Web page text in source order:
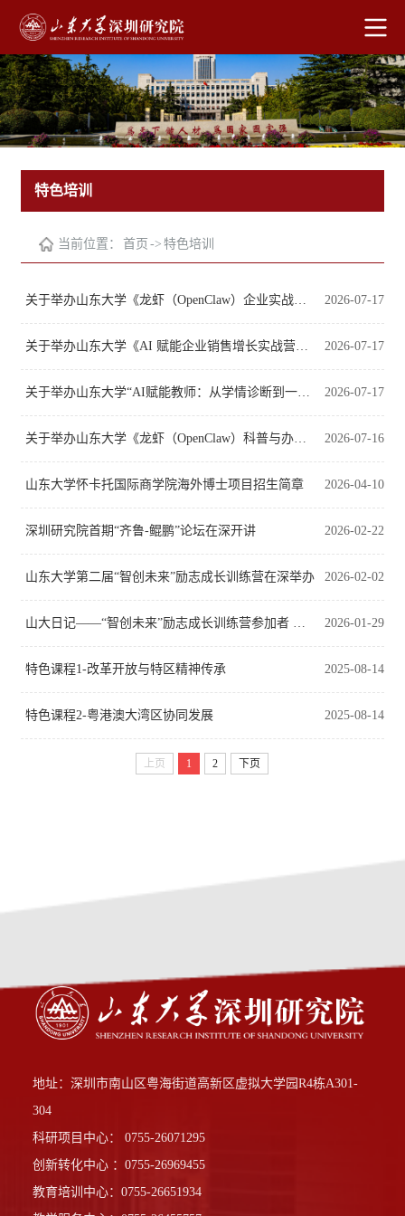
特色培训
当前位置： 首页 -> 特色培训
2026-07-17
关于举办山东大学《龙虾（OpenClaw）企业实战课程》 的招生通知
2026-07-17
关于举办山东大学《AI 赋能企业销售增长实战营》 培训的招生通知
2026-07-17
关于举办山东大学“AI赋能教师：从学情诊断到一生 一档精准教学”的招生通知
2026-07-16
关于举办山东大学《龙虾（OpenClaw）科普与办公自动 化》培训的招生通知
2026-04-10
山东大学怀卡托国际商学院海外博士项目招生简章
2026-02-22
深圳研究院首期“齐鲁-鲲鹏”论坛在深开讲
2026-02-02
山东大学第二届“智创未来”励志成长训练营在深举办
2026-01-29
2025-08-14
特色课程1-改革开放与特区精神传承
2025-08-14
特色课程2-粤港澳大湾区协同发展
上页 1 2 下页
地址：深圳市南山区粤海街道高新区虚拟大学园R4栋A301-
304
科研项目中心： 0755-26071295
创新转化中心 ：0755-26969455
教育培训中心：0755-26651934